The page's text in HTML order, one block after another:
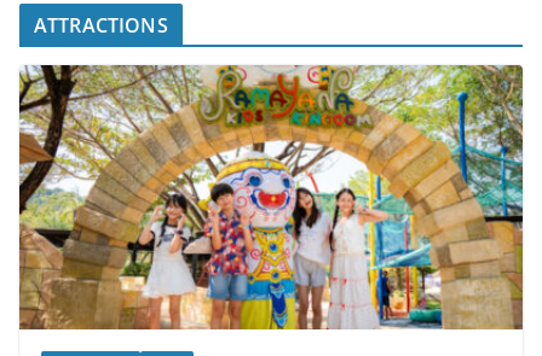
ATTRACTIONS